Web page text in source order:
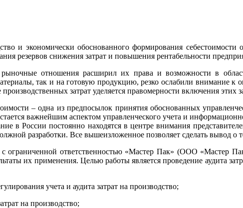
и экономически обоснованного формирования
резервов снижения затрат и повышения рентабельности
отношения расширил их права и возможности в
так и на готовую продукцию, резко ослабили внимание
затрат уделяется правомерности включения этих
– одна из предпосылок принятия обоснованных
важнейшим аспектом управленческого учета и
в России постоянно находятся в центре внимания
разработки. Все вышеизложенное позволяет сделать вывод о
ограниченной ответственностью «Мастер Пак» (ООО «Мастер
их применения. Целью работы является проведение аудита
учета и аудита затрат на производство;
на производство;